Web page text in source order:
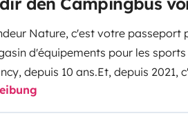
Nature, c'est votre passeport
d'équipements pour les
depuis 10 ans.Et, depuis 2021,
de Volkswagen California
ses 2 couchages, sa cuisine